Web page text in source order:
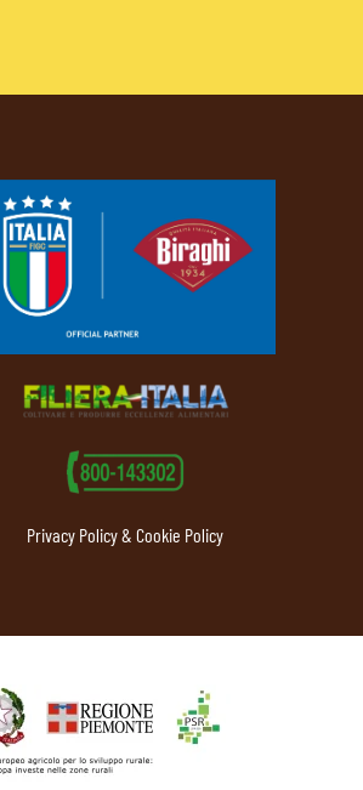
Privacy Policy & Cookie Policy